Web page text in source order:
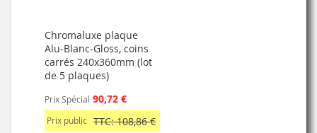
Chromaluxe plaque
Alu-Blanc-Gloss, coins
carrés 240x360mm (lot
de 5 plaques)
Prix Spécial 90,72 €
Prix public TTC: 108,86 €